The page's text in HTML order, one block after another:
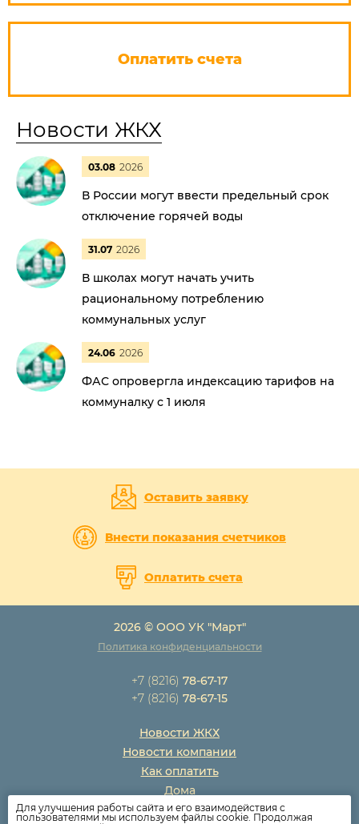
Оплатить счета
Новости ЖКХ
03.08 2026
В России могут ввести предельный срок
отключение горячей воды
31.07 2026
В школах могут начать учить
рациональному потреблению
коммунальных услуг
24.06 2026
ФАС опровергла индексацию тарифов на
коммуналку с 1 июля
Оставить заявку
Внести показания счетчиков
Оплатить счета
2026 © ООО УК "Март"
Политика конфиденциальности
+7 (8216) 78-67-17
+7 (8216) 78-67-15
Новости ЖКХ
Новости компании
Как оплатить
Дома
Раскрытие информации
Для улучшения работы сайта и его взаимодействия с
пользователями мы используем файлы cookie. Продолжая